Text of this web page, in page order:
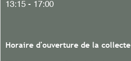
13:15 - 17:00
Horaire d'ouverture de la collecte